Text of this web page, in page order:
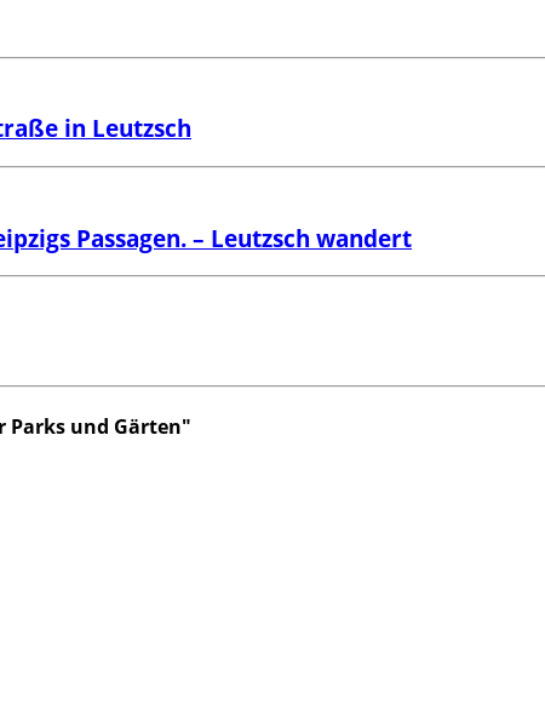
in Leutzsch
Passagen. – Leutzsch wandert
Parks und Gärten"